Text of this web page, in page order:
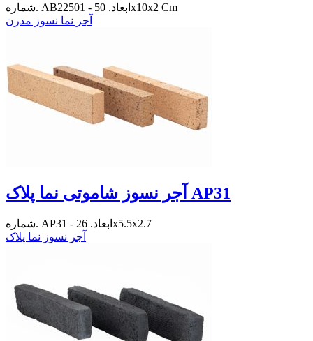
شماره. AB22501 - ابعاد. 50x10x2 Cm
آجر نما نسوز مدرن
آجر نسوز شاموتی نما پلاک AP31
شماره. AP31 - ابعاد. 26x5.5x2.7
آجر نسوز نما پلاک